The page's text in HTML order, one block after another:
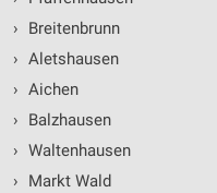
›
Breitenbrunn
› Aletshausen
› Aichen
›
Balzhausen
› Waltenhausen
›
Markt Wald